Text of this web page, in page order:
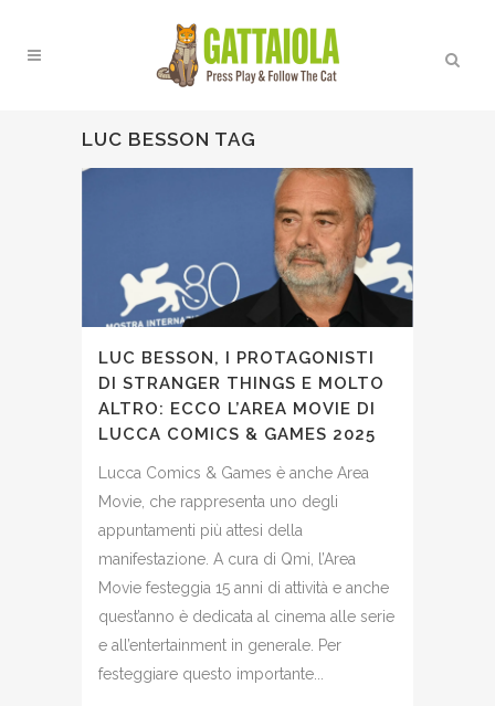
LUC BESSON TAG
LUC BESSON, I PROTAGONISTI
DI STRANGER THINGS E MOLTO
ALTRO: ECCO L’AREA MOVIE DI
LUCCA COMICS & GAMES 2025
Lucca Comics & Games è anche Area
Movie, che rappresenta uno degli
appuntamenti più attesi della
manifestazione. A cura di Qmi, l’Area
Movie festeggia 15 anni di attività e anche
quest’anno è dedicata al cinema alle serie
e all’entertainment in generale. Per
festeggiare questo importante...